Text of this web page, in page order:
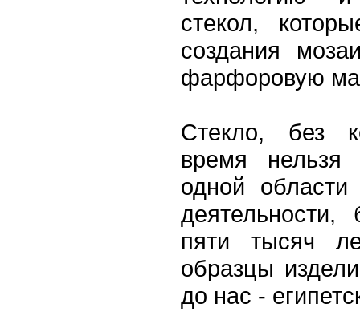
стекол,
создания
фарфоровую
Стекло, без
время
одной
пяти тысяч
образцы
до нас -